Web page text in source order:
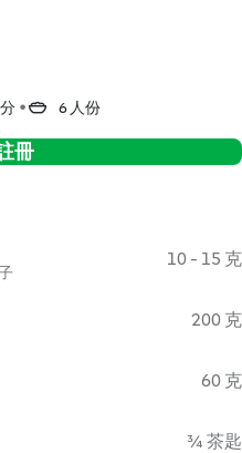
6 人份
冊
10 - 15 克
200 克
60 克
¾ 茶匙